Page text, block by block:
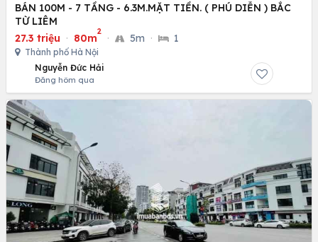
BÁN 100M - 7 TẦNG - 6.3M.MẶT TIỀN. ( PHÚ DIỄN ) BẮC
TỪ LIÊM
27.3 triệu · 80m
2
· 5m · 1
Thành phố Hà Nội
Nguyễn Đức Hải
Đăng hôm qua